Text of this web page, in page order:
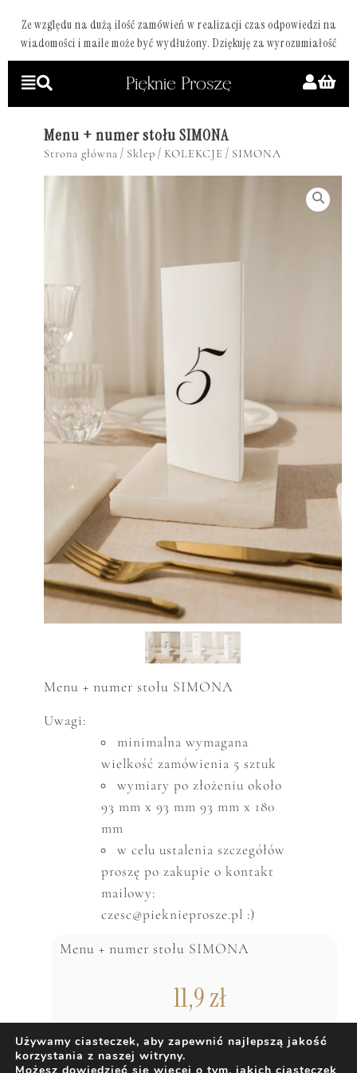
Ze względu na dużą ilość zamówień w realizacji czas odpowiedzi na
wiadomości i maile może być wydłużony. Dziękuję za wyrozumiałość
Menu + numer stołu SIMONA
Strona główna / Sklep / KOLEKCJE / SIMONA
Menu + numer stołu SIMONA
Uwagi:
minimalna wymagana
wielkość zamówienia 5 sztuk
wymiary po złożeniu około
93 mm x 93 mm 93 mm x 180
mm
w celu ustalenia szczegółów
proszę po zakupie o kontakt
mailowy:
czesc@pieknieprosze.pl :)
Menu + numer stołu SIMONA
11,9zł
DODAJ DO KOSZYKA
Używamy ciasteczek, aby zapewnić najlepszą jakość
korzystania z naszej witryny.